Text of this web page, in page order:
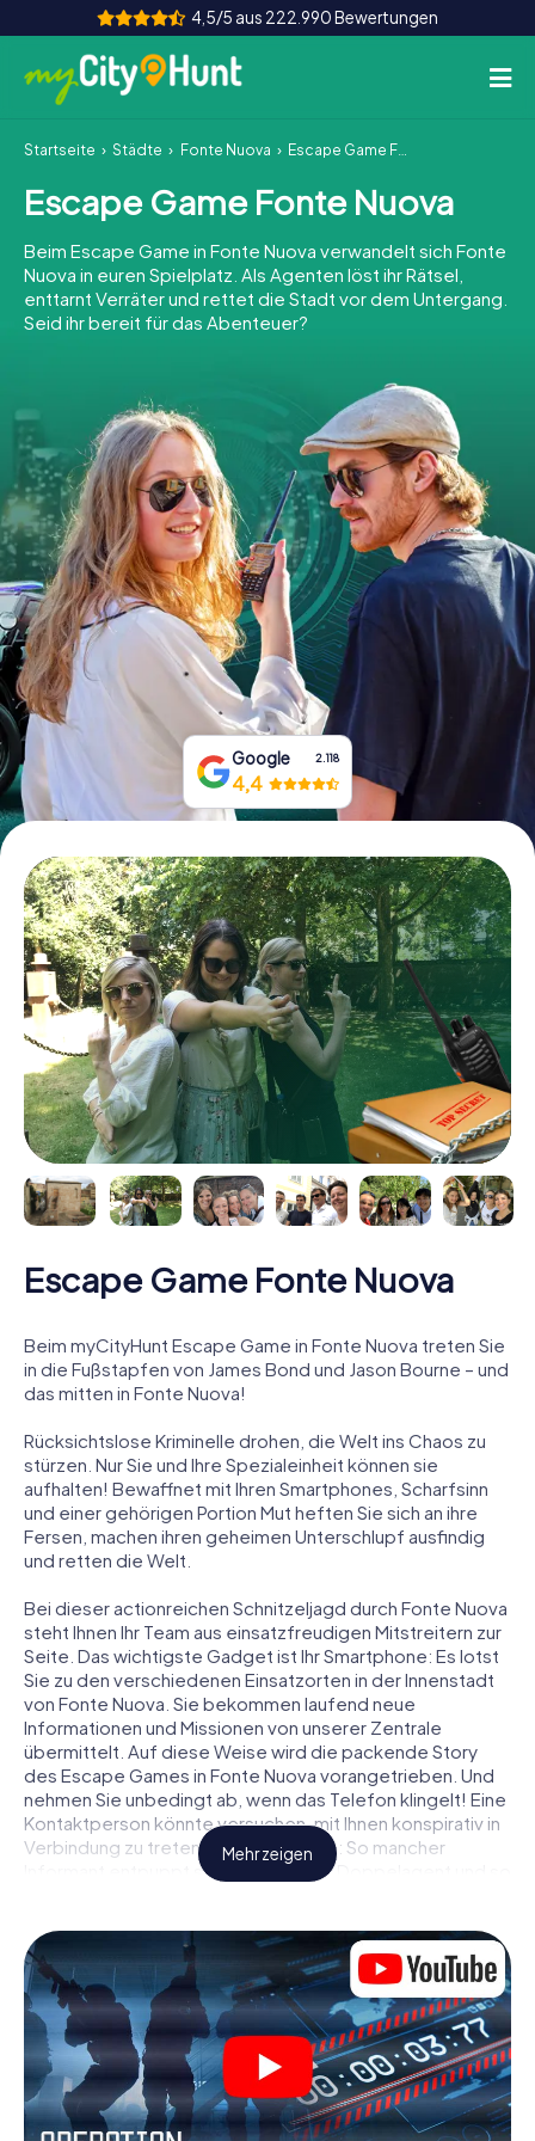
4,5/5 aus 222.990 Bewertungen
So funktioniert's
Städte
Touren
Teamevent
INT AT CH
DE
ES
FR UK
IE
IT
NL
Tickets buchen
Gutscheine bestellen
Startseite Städte Fonte Nuova Escape Game Fonte Nuova
Escape Game Fonte Nuova
Beim Escape Game in Fonte Nuova verwandelt sich Fonte
Nuova in euren Spielplatz. Als Agenten löst ihr Rätsel,
enttarnt Verräter und rettet die Stadt vor dem Untergang.
Seid ihr bereit für das Abenteuer?
Google 2.118
4,4
Escape Game Fonte Nuova
Beim myCityHunt Escape Game in Fonte Nuova treten Sie
in die Fußstapfen von James Bond und Jason Bourne – und
das mitten in Fonte Nuova!
Rücksichtslose Kriminelle drohen, die Welt ins Chaos zu
stürzen. Nur Sie und Ihre Spezialeinheit können sie
aufhalten! Bewaffnet mit Ihren Smartphones, Scharfsinn
und einer gehörigen Portion Mut heften Sie sich an ihre
Fersen, machen ihren geheimen Unterschlupf ausfindig
und retten die Welt.
Bei dieser actionreichen Schnitzeljagd durch Fonte Nuova
steht Ihnen Ihr Team aus einsatzfreudigen Mitstreitern zur
Seite. Das wichtigste Gadget ist Ihr Smartphone: Es lotst
Sie zu den verschiedenen Einsatzorten in der Innenstadt
von Fonte Nuova. Sie bekommen laufend neue
Informationen und Missionen von unserer Zentrale
übermittelt. Auf diese Weise wird die packende Story
des Escape Games in Fonte Nuova vorangetrieben. Und
nehmen Sie unbedingt ab, wenn das Telefon klingelt! Eine
Kontaktperson könnte versuchen, mit Ihnen konspirativ in
Verbindung zu treten … Doch Vorsicht: So mancher
Informant entpuppt sich als dubioser Doppelagent und so
und vor allem: Vertrauen Sie niemandem!
Anders als in einem klassischen Escape Room in Fonte
Nuova sind Sie also nicht in ein Zimmer eingesperrt, aus
dem Sie sich in einem vorgegebenen Zeitfenster
befreien müssen. Diese Smartphone Schnitzeljagd erklärt
ganz Fonte Nuova zu Ihrem persönlichen Spielfeld! Die
technische Voraussetzung für Ihr Agentenabenteuer in
Fonte Nuova: Ein Smartphone mit Zugang ins mobile
Mehr zeigen